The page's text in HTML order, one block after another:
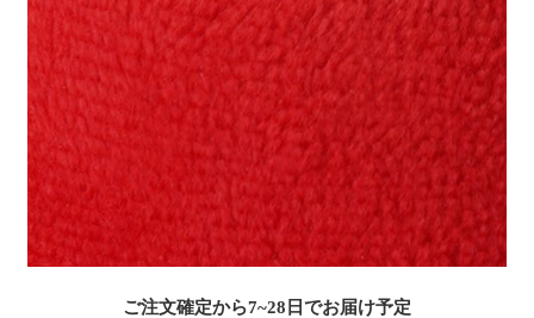
ご注文確定から7~28日でお届け予定